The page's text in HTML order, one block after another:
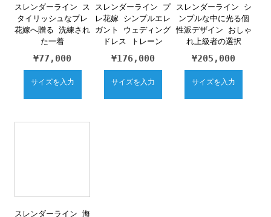
スレンダーライン ス
タイリッシュなプレ
花嫁へ贈る 洗練され
た一着
¥77,000
サイズを入力
スレンダーライン プ
レ花嫁 シンプルエレ
ガント ウェディング
ドレス トレーン
¥176,000
サイズを入力
スレンダーライン シ
ンプルな中に光る個
性派デザイン おしゃ
れ上級者の選択
¥205,000
サイズを入力
スレンダーライン 海